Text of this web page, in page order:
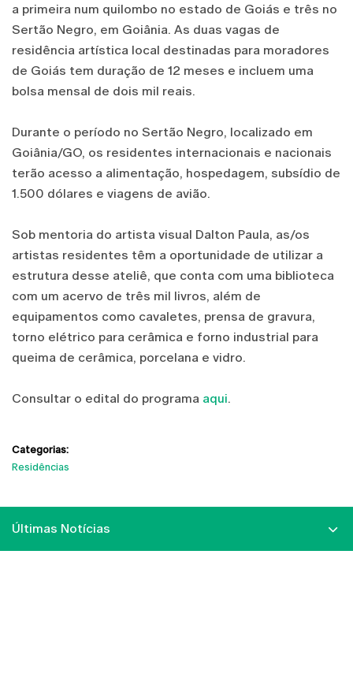
a primeira num quilombo no estado de Goiás e três no
Sertão Negro, em Goiânia. As duas vagas de
residência artística local destinadas para moradores
de Goiás tem duração de 12 meses e incluem uma
bolsa mensal de dois mil reais.
Durante o período no Sertão Negro, localizado em
Goiânia/GO, os residentes internacionais e nacionais
terão acesso a alimentação, hospedagem, subsídio de
1.500 dólares e viagens de avião.
Sob mentoria do artista visual Dalton Paula, as/os
artistas residentes têm a oportunidade de utilizar a
estrutura desse ateliê, que conta com uma biblioteca
com um acervo de três mil livros, além de
equipamentos como cavaletes, prensa de gravura,
torno elétrico para cerâmica e forno industrial para
queima de cerâmica, porcelana e vidro.
Consultar o edital do programa aqui.
Categorias:
Residências
Últimas Notícias